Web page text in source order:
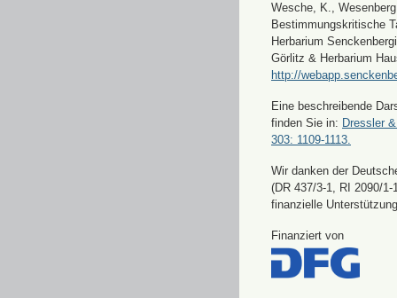
Wesche, K.,
Bestimmungskritische
Herbarium
Görlitz & Herbarium
http://
Eine beschreibende
finden Sie in: Dressler
303: 1109-1113.
Wir danken der
(DR 437/3-1, RI 2090/
finanzielle
Finanziert von